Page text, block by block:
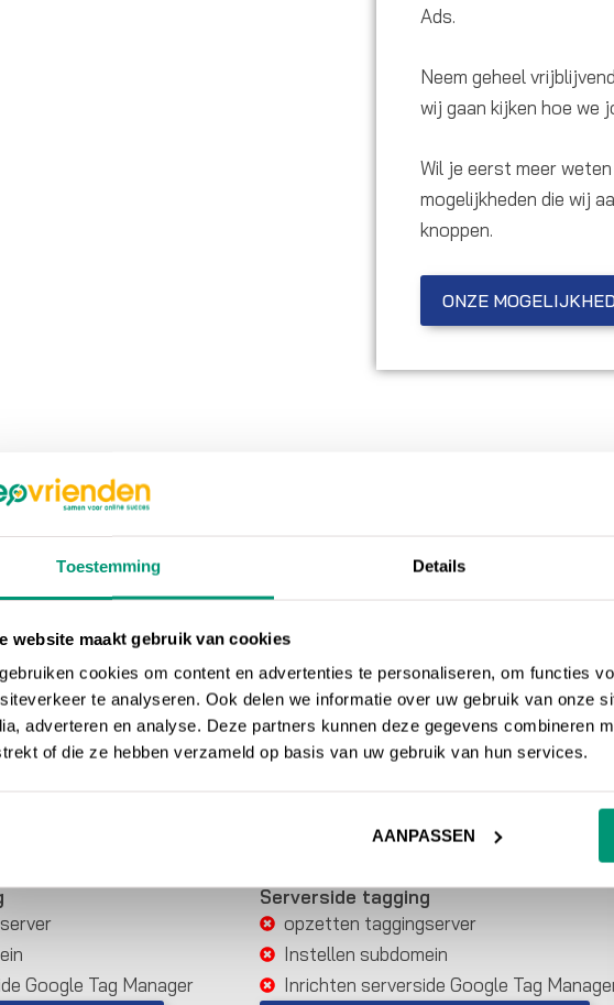
Toestemming Details
website maakt gebruik van cookies
cookies om content en advertenties te personaliseren, om functies
te analyseren. Ook delen we informatie over uw gebruik van onze
adverteren en analyse. Deze partners kunnen deze gegevens combineren
of die ze hebben verzameld op basis van uw gebruik van hun services.
AANPASSEN
Ads.
Neem geheel
wij gaan kijken hoe we
Wil je eerst meer
mogelijkheden die wij
knoppen.
ONZE
DE 3 OPTIES
pakket
Mode V2
Ads pixels
Conversions
Google Tag Manager
Consent Mode V2
Implementatie GA4
Uitkiezen CMP
Inrichten cookiebanner
Implementatie Consent Mode V2
Implementatie Google Ads pixels
Serverside tagging
opzetten taggingserver
Instellen subdomein
Inrichten serverside Google Tag